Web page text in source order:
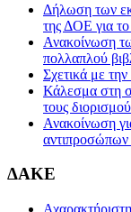
Δήλωση των
της ΔΟΕ για
Ανακοίνωση
πολλαπλού
Σχετικά με
Κάλεσμα στη
τους
Ανακοίνωση
ΔΑΚΕ